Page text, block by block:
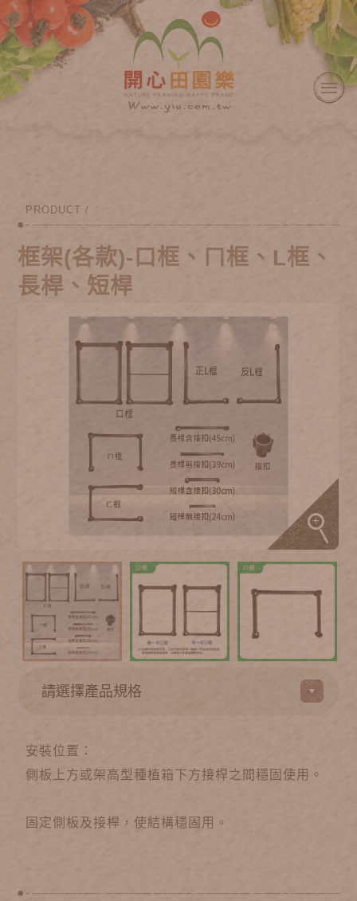
PRODUCT /
框架(各款)-口框、ㄇ框、L框、
長桿、短桿
安裝位置：
側板上方或架高型種植箱下方接桿之間穩固使用。
固定側板及接桿，使結構穩固用。